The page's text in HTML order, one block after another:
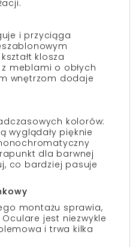
i przyciąga
klosza
meblami o obłych
wnętrzom dodaje
kolorów:
wyglądały pięknie
dla barwnej
co bardziej pasuje
montażu sprawia,
jest niezwykle
i trwa kilka